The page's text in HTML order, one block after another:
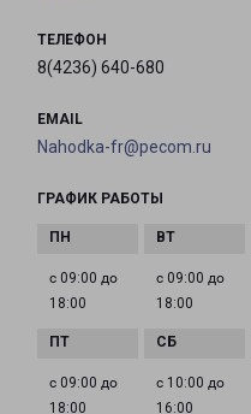
ТЕЛЕФОН
8(4236) 640-680
EMAIL
Nahodka-fr@pecom.ru
ГРАФИК РАБОТЫ
с 09:00 до
18:00
с 09:00 до
18:00
с 09:00 до
18:00
с 10:00 до
16:00